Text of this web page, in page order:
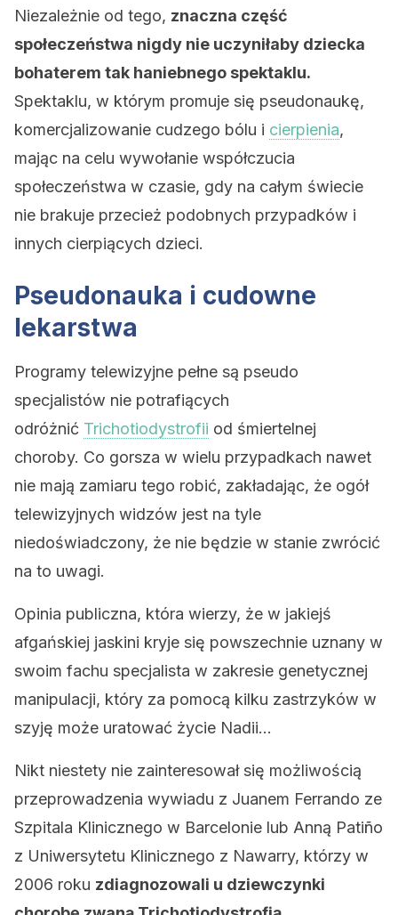
Niezależnie od tego, znaczna część
społeczeństwa nigdy nie uczyniłaby dziecka
bohaterem tak haniebnego spektaklu.
Spektaklu, w którym promuje się pseudonaukę,
komercjalizowanie cudzego bólu i cierpienia,
mając na celu wywołanie współczucia
społeczeństwa w czasie, gdy na całym świecie
nie brakuje przecież podobnych przypadków i
innych cierpiących dzieci.
Pseudonauka i cudowne
lekarstwa
Programy telewizyjne pełne są pseudo
specjalistów nie potrafiących
odróżnić Trichotiodystrofii od śmiertelnej
choroby. Co gorsza w wielu przypadkach nawet
nie mają zamiaru tego robić, zakładając, że ogół
telewizyjnych widzów jest na tyle
niedoświadczony, że nie będzie w stanie zwrócić
na to uwagi.
Opinia publiczna, która wierzy, że w jakiejś
afgańskiej jaskini kryje się powszechnie uznany w
swoim fachu specjalista w zakresie genetycznej
manipulacji, który za pomocą kilku zastrzyków w
szyję może uratować życie Nadii…
Nikt niestety nie zainteresował się możliwością
przeprowadzenia wywiadu z Juanem Ferrando ze
Szpitala Klinicznego w Barcelonie lub Anną Patiño
z Uniwersytetu Klinicznego z Nawarry, którzy w
2006 roku zdiagnozowali u dziewczynki